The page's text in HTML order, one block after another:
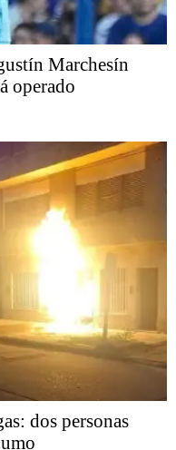
Marchesín
operado
dos personas